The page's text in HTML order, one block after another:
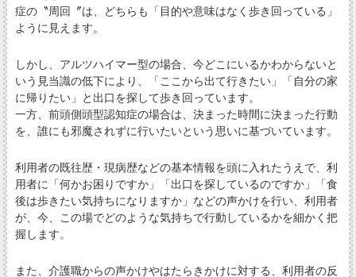
症の〝周回〞は、どちらも「目的や意味はなく歩き回っている」
ように見えます。
しかし、アルツハイマー型の場合、今どこにいるかわからないと
いう見当識の低下により、「ここから出て行きたい」「自分の家
に帰りたい」と出口を探して歩き回っています。
一方、前頭側頭型認知症の場合は、決まった時間に決まった行動
を、誰にも邪魔されずに行いたいという思いに基づいています。
利用者の既往歴・現病歴などの基本情報を頭に入れたうえで、利
用者に「何かお困りですか」「出口を探しているのですか」「食
後は歩きたい気持ちになりますか」などの声かけを行い、利用者
が、今、この場でどのような気持ちで行動しているかを細かく把
握します。
また、介護職からの声かけやはたらきかけに対する、利用者の反